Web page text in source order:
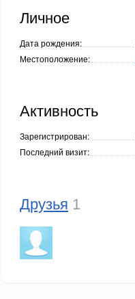
Личное
Дата рождения:
Местоположение:
Активность
Зарегистрирован:
Последний визит:
Друзья 1